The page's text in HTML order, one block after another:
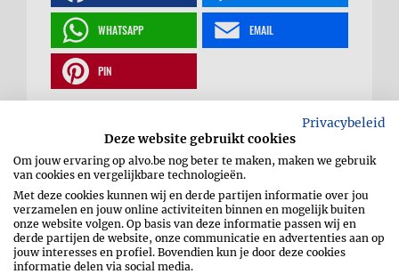
WHATSAPP EMAIL
PIN
Kabeljauw puttanesca
Privacybeleid
Deze website gebruikt cookies
Om jouw ervaring op alvo.be nog beter te maken, maken we gebruik
van cookies en vergelijkbare technologieën.
Met deze cookies kunnen wij en derde partijen informatie over jou
verzamelen en jouw online activiteiten binnen en mogelijk buiten
onze website volgen. Op basis van deze informatie passen wij en
derde partijen de website, onze communicatie en advertenties aan op
jouw interesses en profiel. Bovendien kun je door deze cookies
informatie delen via social media.